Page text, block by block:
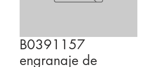
B0391157
engranaje de